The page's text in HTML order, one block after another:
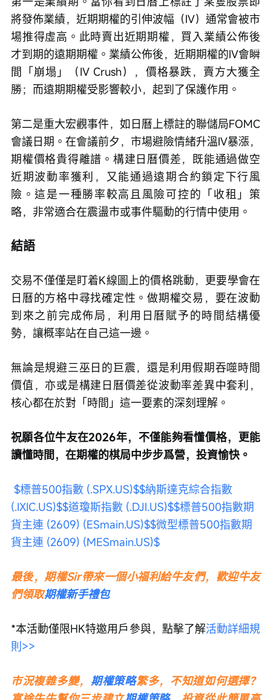
將發佈業績，近期期權的引伸波幅（IV）通常會被市
場推得虛高。此時賣出近期期權，買入業績公佈後
才到期的遠期期權。業績公佈後，近期期權的IV會瞬
間「崩塌」（IV Crush），價格暴跌，賣方大獲全
勝；而遠期期權受影響較小，起到了保護作用。
第二是重大宏觀事件，如日曆上標註的聯儲局FOMC
會議日期。在會議前夕，市場避險情緒升溫IV暴漲，
期權價格貴得離譜。構建日曆價差，既能通過做空
近期波動率獲利，又能通過遠期合約鎖定下行風
險。這是一種勝率較高且風險可控的「收租」策
略，非常適合在震盪市或事件驅動的行情中使用。
結語
交易不僅僅是盯着K線圖上的價格跳動，更要學會在
日曆的方格中尋找確定性。做期權交易，要在波動
到來之前完成佈局，利用日曆賦予的時間結構優
勢，讓概率站在自己這一邊。
無論是規避三巫日的巨震，還是利用假期吞噬時間
價值，亦或是構建日曆價差從波動率差異中套利，
核心都在於對「時間」這一要素的深刻理解。
祝願各位牛友在2026年，不僅能夠看懂價格，更能
讀懂時間，在期權的棋局中步步爲營，投資愉快。
$標普500指數 (.SPX.US)$$納斯達克綜合指數
(.IXIC.US)$$道瓊斯指數 (.DJI.US)$$標普500指數期
貨主連 (2609) (ESmain.US)$$微型標普500指數期
貨主連 (2609) (MESmain.US)$
最後，期權Sir帶來一個小福利給牛友們，歡迎牛友
們領取期權新手禮包
*本活動僅限HK特邀用戶參與，點擊了解活動詳細規
則>>
市況複雜多變， 期權策略繁多，不知道如何選擇？